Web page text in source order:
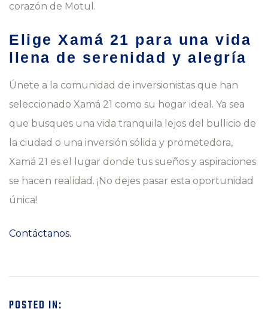
corazón de Motul.
Elige Xamá 21 para una vida
llena de serenidad y alegría
Únete a la comunidad de inversionistas que han
seleccionado Xamá 21 como su hogar ideal. Ya sea
que busques una vida tranquila lejos del bullicio de
la ciudad o una inversión sólida y prometedora,
Xamá 21 es el lugar donde tus sueños y aspiraciones
se hacen realidad. ¡No dejes pasar esta oportunidad
única!
Contáctanos.